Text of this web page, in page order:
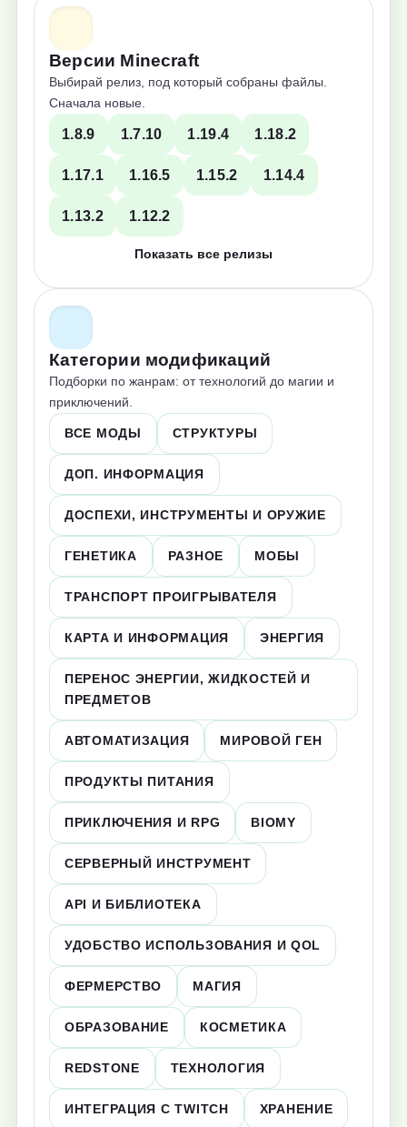
Версии Minecraft
Выбирай релиз, под который собраны файлы.
Сначала новые.
1.8.9 1.7.10 1.19.4 1.18.2
1.17.1 1.16.5 1.15.2 1.14.4
1.13.2 1.12.2
Показать все релизы
Категории модификаций
Подборки по жанрам: от технологий до магии и
приключений.
ВСЕ МОДЫ СТРУКТУРЫ
ДОП. ИНФОРМАЦИЯ
ДОСПЕХИ, ИНСТРУМЕНТЫ И ОРУЖИЕ
ГЕНЕТИКА РАЗНОЕ МОБЫ
ТРАНСПОРТ ПРОИГРЫВАТЕЛЯ
КАРТА И ИНФОРМАЦИЯ ЭНЕРГИЯ
ПЕРЕНОС ЭНЕРГИИ, ЖИДКОСТЕЙ И
ПРЕДМЕТОВ
АВТОМАТИЗАЦИЯ МИРОВОЙ ГЕН
ПРОДУКТЫ ПИТАНИЯ
ПРИКЛЮЧЕНИЯ И RPG BIOMY
СЕРВЕРНЫЙ ИНСТРУМЕНТ
API И БИБЛИОТЕКА
УДОБСТВО ИСПОЛЬЗОВАНИЯ И QOL
ФЕРМЕРСТВО МАГИЯ
ОБРАЗОВАНИЕ КОСМЕТИКА
REDSTONE ТЕХНОЛОГИЯ
ИНТЕГРАЦИЯ С TWITCH ХРАНЕНИЕ